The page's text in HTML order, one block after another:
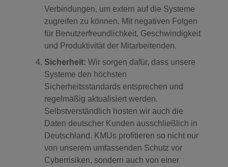
Verbindungen, um extern auf die Systeme
zugreifen zu können. Mit negativen Folgen
für Benutzerfreundlichkeit, Geschwindigkeit
und Produktivität der Mitarbeitenden.
Sicherheit: Wir sorgen dafür, dass unsere
Systeme den höchsten
Sicherheitsstandards entsprechen und
regelmäßig aktualisiert werden.
Selbstverständlich hosten wir auch die
Daten deutscher Kunden ausschließlich in
Deutschland. KMUs profitieren so nicht nur
von unserem umfassenden Schutz vor
Cyberrisiken, sondern auch von einer